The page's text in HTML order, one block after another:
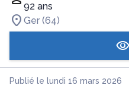
92 ans
Ger (64)
Publié le lundi 16 mars 2026